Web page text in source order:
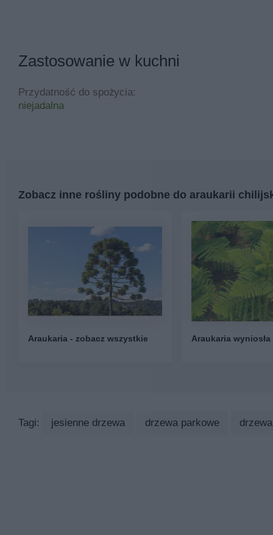
Zastosowanie w kuchni
Przydatność do spożycia:
niejadalna
Zobacz inne rośliny podobne do araukarii
Araukaria - zobacz wszystkie Araukaria wyniosła
Tagi: jesienne drzewa drzewa parkowe